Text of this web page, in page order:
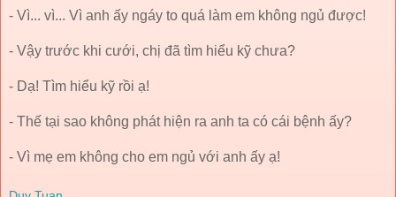
- Vì... vì... Vì anh ấy ngáy to quá làm em không ngủ được!
- Vậy trước khi cưới, chị đã tìm hiểu kỹ chưa?
- Dạ! Tìm hiểu kỹ rồi ạ!
- Thế tại sao không phát hiện ra anh ta có cái bệnh ấy?
- Vì mẹ em không cho em ngủ với anh ấy ạ!